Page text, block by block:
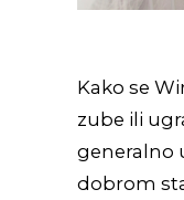
Kako se
zube ili
generalno
dobrom